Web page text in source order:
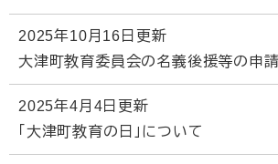
2025年10月16日更新
大津町教育委員会の名義後援等の申
2025年4月4日更新
「大津町教育の日」について